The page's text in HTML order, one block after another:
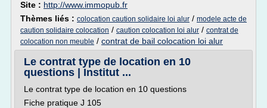
Site : http://www.immopub.fr
Thèmes liés : colocation caution solidaire loi alur / modele acte de
caution solidaire colocation / caution colocation loi alur / contrat de
colocation non meuble / contrat de bail colocation loi alur
Le contrat type de location en 10
questions | Institut ...
Le contrat type de location en 10 questions
Fiche pratique J 105